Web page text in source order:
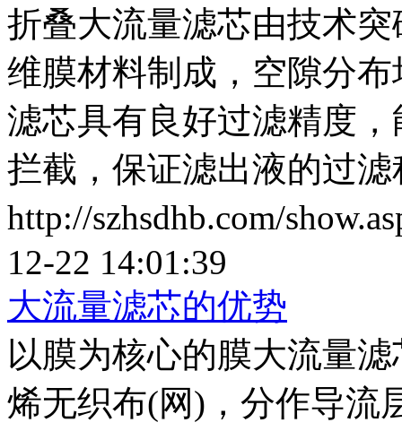
折叠大流量滤芯由技术
维膜材料制成，空隙分
滤芯具有良好过滤精度
拦截，保证滤出液的过滤
http://szhsdhb.com/
12-22 14:01:39
大流量滤芯的优势
以膜为核心的膜大流量
烯无织布(网)，分作导流